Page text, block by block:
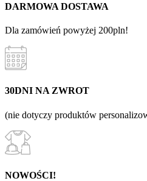
DARMOWA DOSTAWA
Dla zamówień powyżej 200pln!
30DNI NA ZWROT
(nie dotyczy produktów
NOWOŚCI!